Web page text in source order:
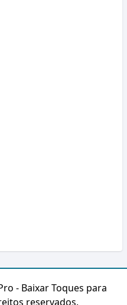
- Baixar Toques para
reservados.